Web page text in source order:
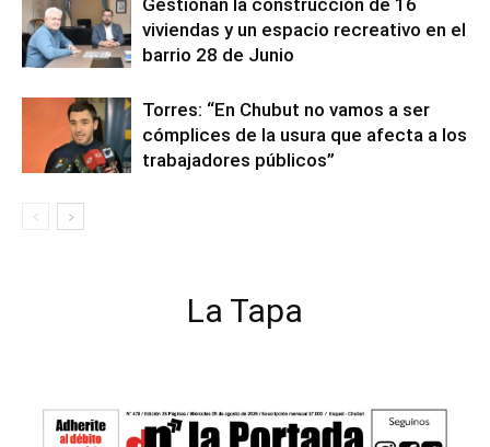
Gestionan la construcción de 16
viviendas y un espacio recreativo en el
barrio 28 de Junio
Torres: “En Chubut no vamos a ser
cómplices de la usura que afecta a los
trabajadores públicos”
La Tapa